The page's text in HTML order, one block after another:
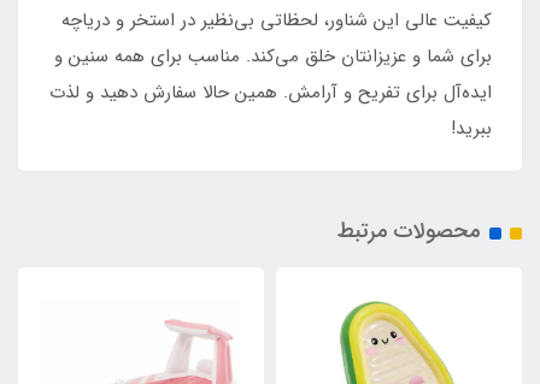
کیفیت عالی این شناور، لحظاتی بی‌نظیر در استخر و دریاچه
برای شما و عزیزانتان خلق می‌کند. مناسب برای همه سنین و
ایده‌آل برای تفریح و آرامش. همین حالا سفارش دهید و لذت
ببرید!
محصولات مرتبط